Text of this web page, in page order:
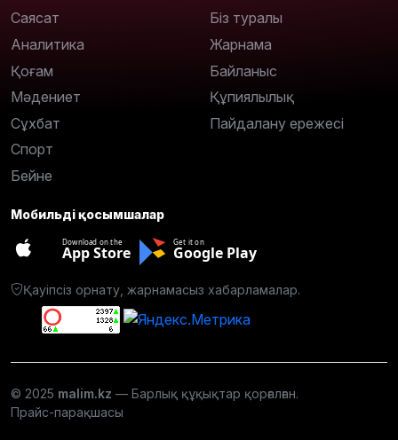
Саясат
Аналитика
Қоғам
Мәдениет
Сұхбат
Спорт
Бейне
Біз туралы
Жарнама
Байланыс
Құпиялылық
Пайдалану ережесі
Мобильді қосымшалар
Download on the
App Store
Get it on
Google Play
Қауіпсіз орнату, жарнамасыз хабарламалар.
© 2025 malim.kz — Барлық құқықтар қорғалған.
Прайс-парақшасы